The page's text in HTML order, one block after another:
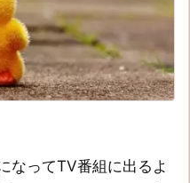
なってTV番組に出るよ